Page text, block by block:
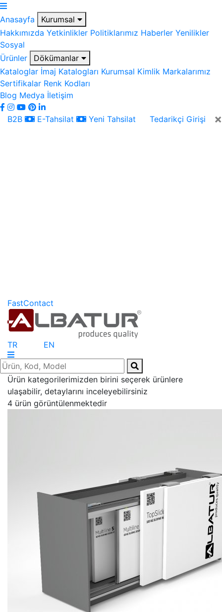
Anasayfa
Kurumsal
Hakkımızda Yetkinlikler Politiklarımız Haberler Yenilikler
Sosyal
Ürünler
Dökümanlar
Kataloglar İmaj Katalogları Kurumsal Kimlik Markalarımız
Sertifikalar Renk Kodları
Blog Medya İletişim
×
B2B E-Tahsilat Yeni Tahsilat Tedarikçi Girişi
FastContact
TR EN
Ürün kategorilerimizden birini seçerek ürünlere
ulaşabilir, detaylarını inceleyebilirsiniz
4 ürün görüntülenmektedir